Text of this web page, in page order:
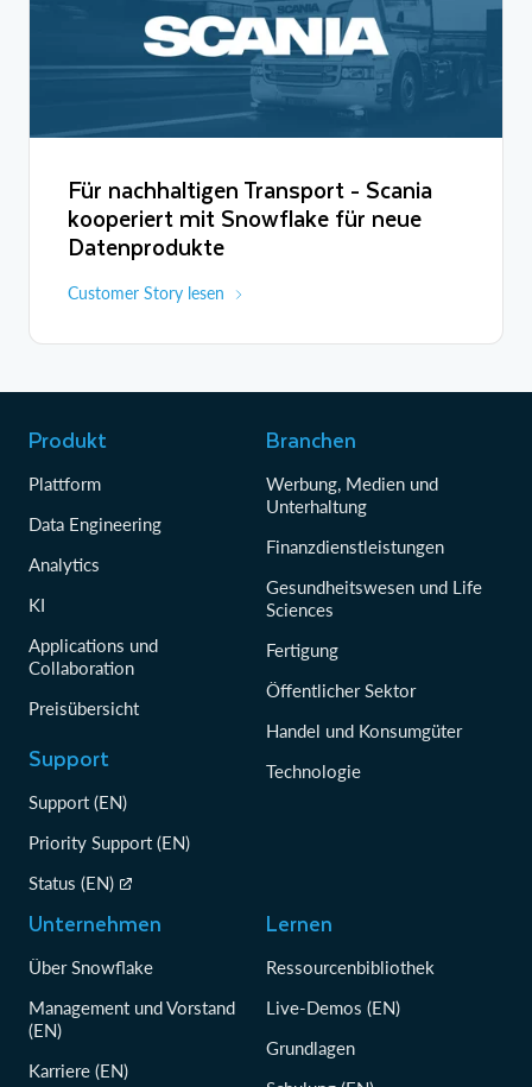
Für nachhaltigen Transport - Scania
kooperiert mit Snowflake für neue
Datenprodukte
Customer Story lesen
Produkt
Plattform
Data Engineering
Analytics
KI
Applications und
Collaboration
Preisübersicht
Support
Support (EN)
Priority Support (EN)
Status (EN)
Branchen
Werbung, Medien und
Unterhaltung
Finanzdienstleistungen
Gesundheitswesen und Life
Sciences
Fertigung
Öffentlicher Sektor
Handel und Konsumgüter
Technologie
Unternehmen
Über Snowflake
Management und Vorstand
(EN)
Karriere (EN)
Lernen
Ressourcenbibliothek
Live-Demos (EN)
Grundlagen